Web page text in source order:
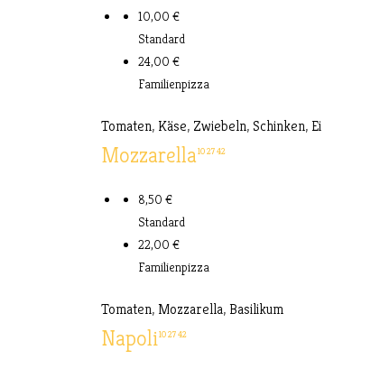
10,00 €
Standard
24,00 €
Familienpizza
Tomaten, Käse, Zwiebeln, Schinken, Ei
Mozzarella102742
8,50 €
Standard
22,00 €
Familienpizza
Tomaten, Mozzarella, Basilikum
Napoli102742